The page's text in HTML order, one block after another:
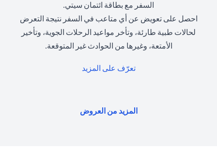
السفر مع بطاقة ائتمان سيتي.
احصل على تعويض عن أي متاعب في السفر نتيجة التعرض
لحالات طبية طارئة، وتأخر مواعيد الرحلات الجوية، وتأخير
الأمتعة، وغيرها من الحوادث غير المتوقعة.
تعرّف على المزيد
المزيد من العروض